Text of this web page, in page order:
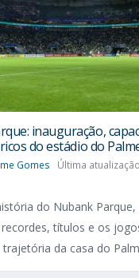
inauguração,
do estádio do
Gomes Última
do Nubank Parque,
títulos e os
da casa do